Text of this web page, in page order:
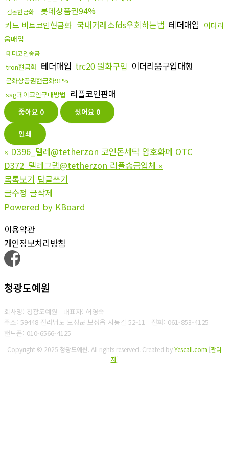
검돈현금화 롯데상품권94%
카드 비트코인현금화 국내거래소fds우회하는법 테더매입 이더리
움매입
테더코인송금
tron현금화 테더매입 trc20 원화구입 이더리움구입대행
문화상품권현금화91%
ssg페이코인구매방법 리플코인판매
좋아요 0 싫어요 0
인쇄
« D396_텔레@tetherzon 코인돈세탁 암호화폐 OTC
D372_텔레그램@tetherzon 리플송금업체 »
목록보기 답글쓰기
글수정 글삭제
Powered by KBoard
이용약관
개인정보처리방침
청광도예원
회사명: 청광도예원 대표자: 허영숙
주소: 59448 전라남도 보성군 보성읍 사동길 52-11 전화: 061-853-4125
핸드폰: 010-6566-4125
Copyright © 2025 청광도예원. All rights reserved. Created byYescall.com [관리
자]